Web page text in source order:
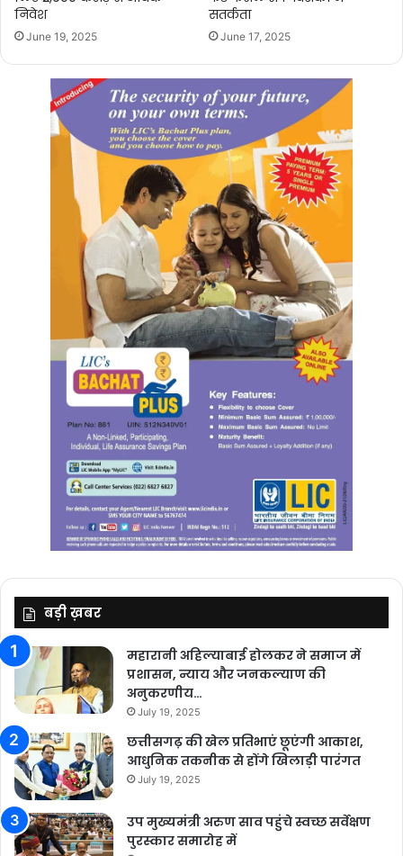
निवेश
June 19, 2025
सतर्कता
June 17, 2025
बड़ी ख़बर
महारानी अहिल्याबाई होलकर ने समाज में
प्रशासन, न्याय और जनकल्याण की
अनुकरणीय…
July 19, 2025
छत्तीसगढ़ की खेल प्रतिभाएं छूएंगी आकाश,
आधुनिक तकनीक से होंगे खिलाड़ी पारंगत
July 19, 2025
उप मुख्यमंत्री अरुण साव पहुंचे स्वच्छ सर्वेक्षण
पुरस्कार समारोह में